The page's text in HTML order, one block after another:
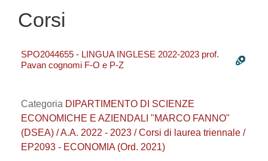
Corsi
SPO2044655 - LINGUA INGLESE 2022-2023 prof.
Pavan cognomi F-O e P-Z
Categoria DIPARTIMENTO DI SCIENZE
ECONOMICHE E AZIENDALI "MARCO FANNO"
(DSEA) / A.A. 2022 - 2023 / Corsi di laurea triennale /
EP2093 - ECONOMIA (Ord. 2021)